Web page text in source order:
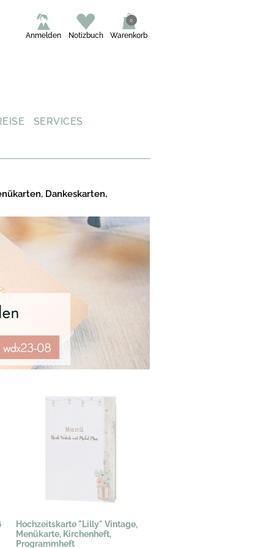
Warenkorb
0
Notizbuch
Anmelden
SERVICES
Dankeskarten,
Hochzeitskarte "Lilly" Vintage,
Menükarte, Kirchenheft,
Programmheft